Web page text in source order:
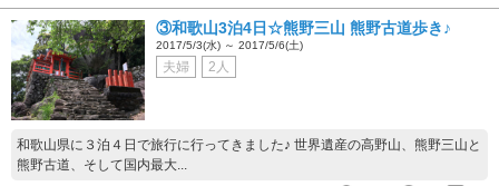
③和歌山3泊4日☆熊野三山 熊野古道歩き♪
2017/5/3(水) ～ 2017/5/6(土)
夫婦 2人
和歌山県に３泊４日で旅行に行ってきました♪ 世界遺産の高野山、熊野三山と
熊野古道、そして国内最大...